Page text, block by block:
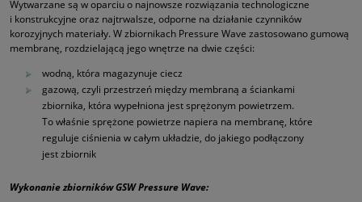
Wytwarzane są w oparciu o najnowsze rozwiązania technologiczne
i konstrukcyjne oraz najtrwalsze, odporne na działanie czynników
korozyjnych materiały. W zbiornikach Pressure Wave zastosowano gumową
membranę, rozdzielającą jego wnętrze na dwie części:
wodną, która magazynuje ciecz
gazową, czyli przestrzeń między membraną a ściankami
zbiornika, która wypełniona jest sprężonym powietrzem.
To właśnie sprężone powietrze napiera na membranę, które
reguluje ciśnienia w całym układzie, do jakiego podłączony
jest zbiornik
Wykonanie zbiorników GSW Pressure Wave: